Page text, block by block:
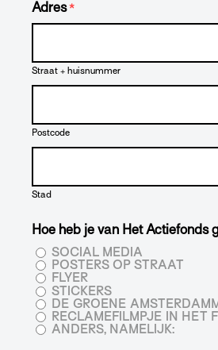
Adres *
Straat + huisnummer
Postcode
Stad
Hoe heb je van Het Actiefonds
SOCIAL MEDIA
POSTERS OP STRAAT
FLYER
STICKERS
DE GROENE
RECLAMEFILMPJE IN HET
ANDERS, NAMELIJK: